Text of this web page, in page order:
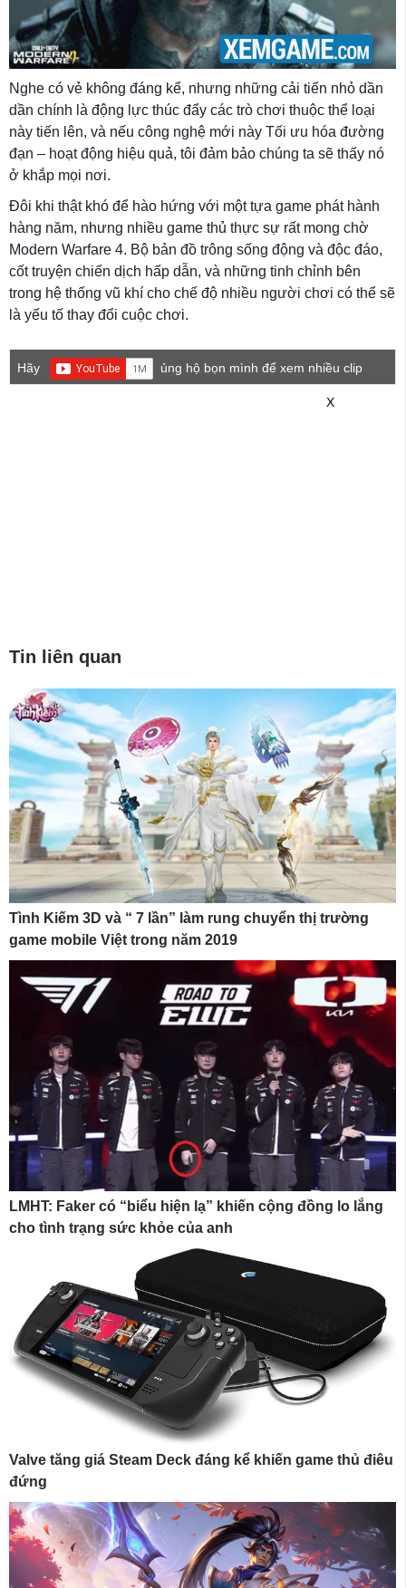
Nghe có vẻ không đáng kể, nhưng những cải tiến nhỏ dần
dần chính là động lực thúc đẩy các trò chơi thuộc thể loại
này tiến lên, và nếu công nghệ mới này Tối ưu hóa đường
đạn – hoạt động hiệu quả, tôi đảm bảo chúng ta sẽ thấy nó
ở khắp mọi nơi.
Đôi khi thật khó để hào hứng với một tựa game phát hành
hàng năm, nhưng nhiều game thủ thực sự rất mong chờ
Modern Warfare 4. Bộ bản đồ trông sống động và độc đáo,
cốt truyện chiến dịch hấp dẫn, và những tinh chỉnh bên
trong hệ thống vũ khí cho chế độ nhiều người chơi có thể sẽ
là yếu tố thay đổi cuộc chơi.
Hãy
ủng hộ bọn mình để xem nhiều clip
X
Tin liên quan
Tình Kiếm 3D và “ 7 lần” làm rung chuyển thị trường
game mobile Việt trong năm 2019
LMHT: Faker có “biểu hiện lạ” khiến cộng đồng lo lắng
cho tình trạng sức khỏe của anh
Valve tăng giá Steam Deck đáng kể khiến game thủ điêu
đứng